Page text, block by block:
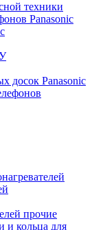
техники
Panasonic
досок Panasonic
прочие
и кольца для